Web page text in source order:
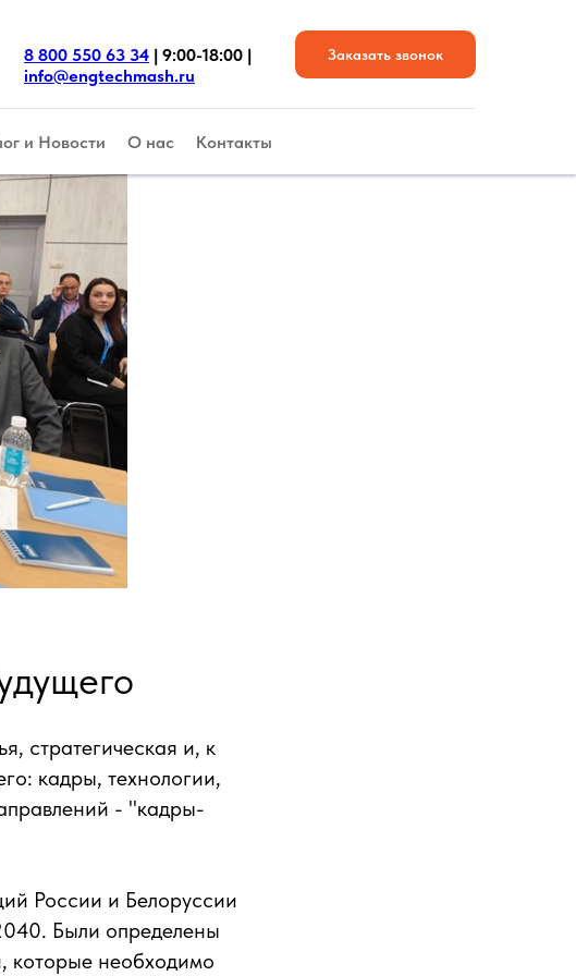
8 800 550 63 34 | 9:00-18:00 |
info@engtechmash.ru
Заказать звонок
и Новости О нас Контакты
стратегическая и, к
кадры, технологии,
- "кадры-
России и Белоруссии
Были определены
которые необходимо